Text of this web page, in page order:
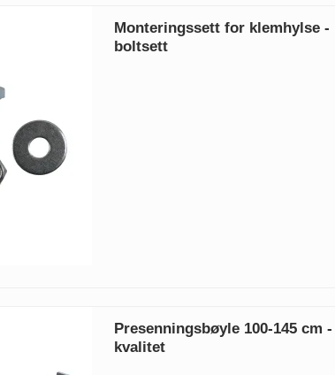
Monteringssett for klemhylse -
boltsett
Presenningsbøyle 100-145 cm
kvalitet